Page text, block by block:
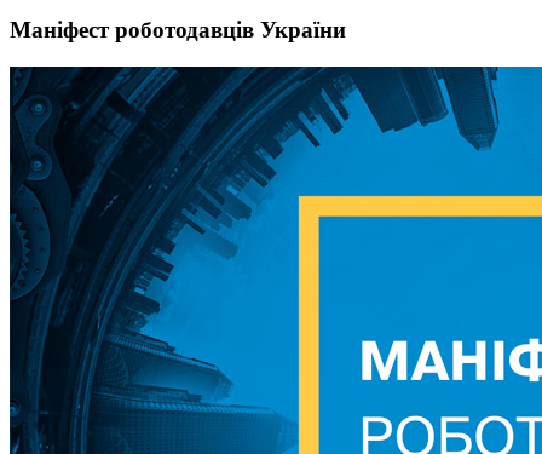
Маніфест роботодавців України